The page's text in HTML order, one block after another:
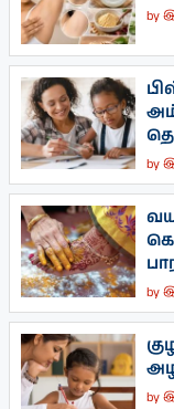
by
by
by
by